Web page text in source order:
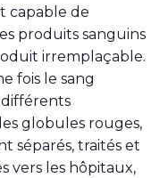
capable de
produits sanguins
irremplaçable.
fois le sang
globules rouges,
séparés, traités et
vers les hôpitaux,